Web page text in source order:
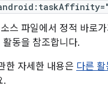
스 파일에서 정적 바로가
활동을 참조합니다.
한 자세한 내용은 다른
.